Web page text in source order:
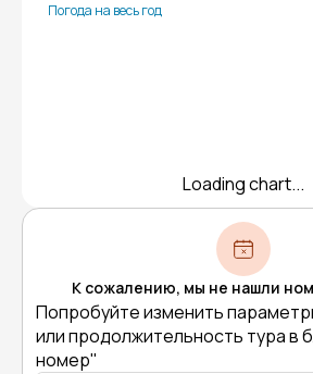
Погода на весь год
Loading chart...
К сожалению, мы не нашли
Попробуйте изменить
или продолжительность тура в
номер"